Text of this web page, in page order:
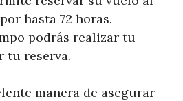
hasta 72 horas.
podrás realizar tu
tu reserva.
manera de asegurar